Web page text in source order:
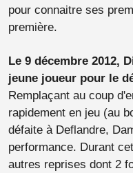
pour connaitre ses
première.
Le 9 décembre 2012,
jeune joueur pour le
Remplaçant au coup
rapidement en jeu (au
défaite à Deflandre,
performance. Durant
autres reprises dont 2